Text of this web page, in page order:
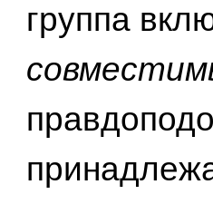
группа